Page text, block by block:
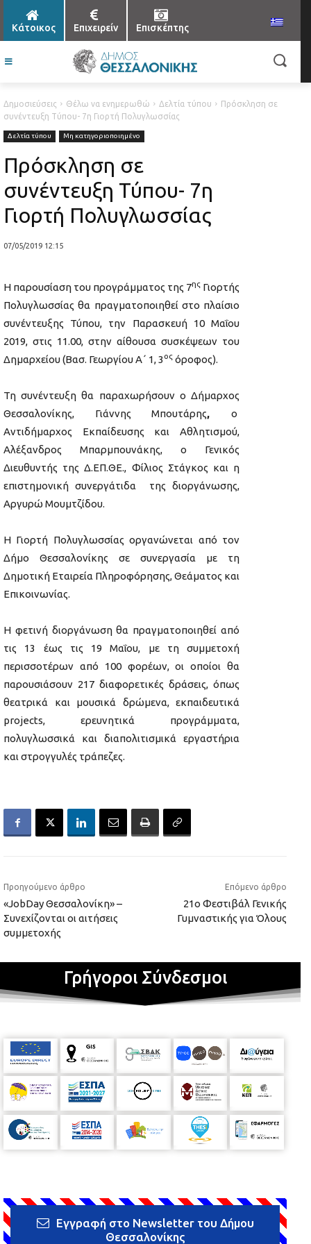
Κάτοικος Επιχειρείν Επισκέπτης
Δημοσιεύσεις Θέλω να ενημερωθώ Δελτία τύπου
Πρόσκληση σε
συνέντευξη Τύπου- 7η Γιορτή Πολυγλωσσίας
Δελτία τύπου Μη κατηγοριοποιημένο
Πρόσκληση σε
συνέντευξη Τύπου- 7η
Γιορτή Πολυγλωσσίας
07/05/2019 12:15
Η παρουσίαση του προγράμματος της 7ης Γιορτής
Πολυγλωσσίας θα πραγματοποιηθεί στο πλαίσιο
συνέντευξης Τύπου, την Παρασκευή 10 Μαΐου
2019, στις 11.00, στην αίθουσα συσκέψεων του
Δημαρχείου (Βασ. Γεωργίου Α΄ 1, 3 ος όροφος).
Τη συνέντευξη θα παραχωρήσουν ο Δήμαρχος
Θεσσαλονίκης, Γιάννης Μπουτάρης,ο
Αντιδήμαρχος Εκπαίδευσης και Αθλητισμού,
Αλέξανδρος Μπαρμπουνάκης, ο Γενικός
Διευθυντής της Δ.ΕΠ.ΘΕ., Φίλιος Στάγκος και η
επιστημονική συνεργάτιδα της διοργάνωσης,
Αργυρώ Μουμτζίδου.
Η Γιορτή Πολυγλωσσίας οργανώνεται από τον
Δήμο Θεσσαλονίκης σε συνεργασία με τη
Δημοτική Εταιρεία Πληροφόρησης, Θεάματος και
Επικοινωνίας.
Η φετινή διοργάνωση θα πραγματοποιηθεί από
τις 13 έως τις 19 Μαΐου, με τη συμμετοχή
περισσοτέρων από 100 φορέων, οι οποίοι θα
παρουσιάσουν 217 διαφορετικές δράσεις, όπως
θεατρικά και μουσικά δρώμενα, εκπαιδευτικά
projects, ερευνητικά προγράμματα,
πολυγλωσσικά και διαπολιτισμικά εργαστήρια
και στρογγυλές τράπεζες.
Προηγούμενο άρθρο
«JobDay Θεσσαλονίκη» –
Συνεχίζονται οι αιτήσεις
συμμετοχής
Επόμενο άρθρο
21ο Φεστιβάλ Γενικής
Γυμναστικής για Όλους
Γρήγοροι Σύνδεσμοι
Εγγραφή στο Newsletter του Δήμου
Θεσσαλονίκης